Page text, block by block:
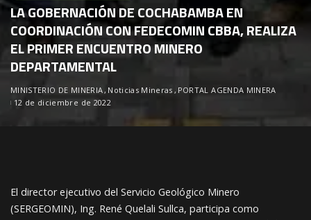
LA GOBERNACIÓN DE COCHABAMBA EN
COORDINACIÓN CON FEDECOMIN CBBA, REALIZA
EL PRIMER ENCUENTRO MINERO
DEPARTAMENTAL
MINISTERIO DE MINERIA Noticias Mineras PORTAL AGENDA MINERA
12 de diciembre de 2022
El director ejecutivo del Servicio Geológico Minero
(SERGEOMIN), Ing. René Quelali Sullca, participa como